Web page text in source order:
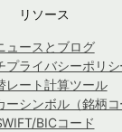
リソース
ュースとブログ
プライバシーポリシ
レート計算ツール
ーシンボル（銘柄コ
BICコード